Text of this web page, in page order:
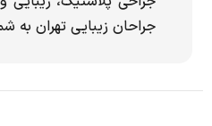
جراحان زیبایی تهران به